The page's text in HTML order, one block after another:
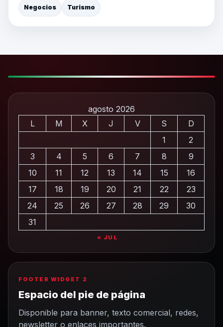
Negocios Turismo
agosto 2026
L
M X J V S
D
1
2
3
4 5 6 7 8
9
10
11 12 13 14 15
16
17
18 19 20 21 22
23
24
25 26 27 28 29
30
31
« JUL
FOOTER WIDGET 2
Espacio del pie de página
Disponible para banner, texto comercial, redes,
newsletter o enlaces importantes.